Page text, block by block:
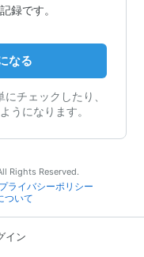
録です。
なる
チェックしたり、
うになります。
Rights Reserved.
プライバシーポリシー
ついて
イン